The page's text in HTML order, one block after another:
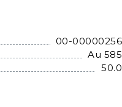
00-00000256
Au 585
50.0